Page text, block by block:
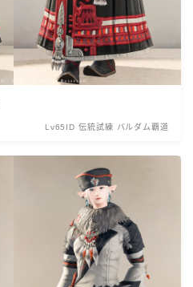
Lv65ID 伝統試練 バルダム覇道